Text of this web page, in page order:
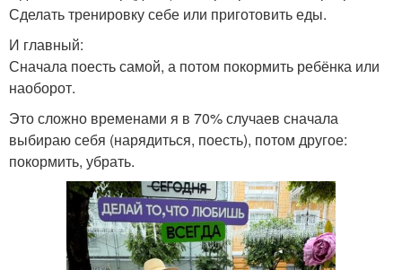
Сделать тренировку себе или приготовить еды.
И главный:
Сначала поесть самой, а потом покормить ребёнка или
наоборот.
Это сложно временами я в 70% случаев сначала
выбираю себя (нарядиться, поесть), потом другое:
покормить, убрать.